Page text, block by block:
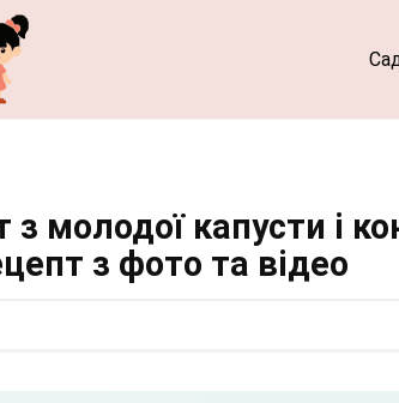
з молодої капусти і
з фото та відео